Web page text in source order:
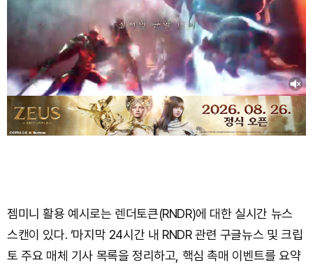
젬미니 활용 예시로는 렌더토큰(RNDR)에 대한 실시간 뉴스
스캔이 있다. ‘마지막 24시간 내 RNDR 관련 구글뉴스 및 크립
토 주요 매체 기사 목록을 정리하고, 핵심 촉매 이벤트를 요약